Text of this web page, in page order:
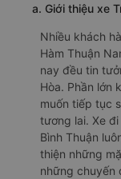
a. Giới thiệu xe
Nhiều khách
Hàm Thuận
nay đều tin
Hòa. Phần lớn
muốn tiếp tục
tương lai. Xe
Bình Thuận
thiện những
những chuyến